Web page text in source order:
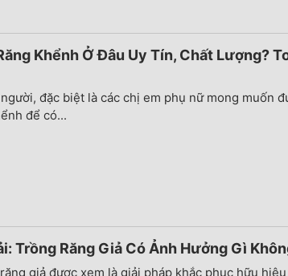
Khểnh Ở Đâu Uy Tín, Chất Lượng?
đặc biệt là các chị em phụ nữ mong muốn
để có...
Trồng Răng Giả Có Ảnh Hưởng Gì
giả được xem là giải pháp khắc phục hữu